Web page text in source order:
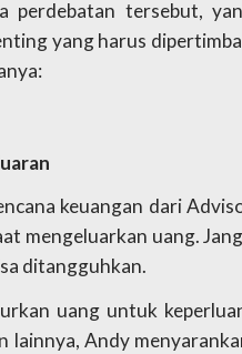
perdebatan tersebut,
yang harus
keuangan dari
mengeluarkan uang.
ditangguhkan.
uang untuk
lainnya, Andy